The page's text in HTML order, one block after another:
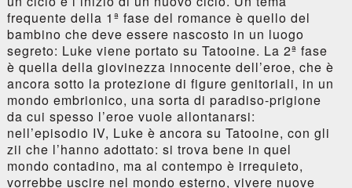
frequente della 1ª fase del romance è quello del
bambino che deve essere nascosto in un luogo
segreto: Luke viene portato su Tatooine. La 2ª fase
è quella della giovinezza innocente dell’eroe, che è
ancora sotto la protezione di figure genitoriali, in un
mondo embrionico, una sorta di paradiso-prigione
da cui spesso l’eroe vuole allontanarsi:
nell’episodio IV, Luke è ancora su Tatooine, con gli
zii che l’hanno adottato: si trova bene in quel
mondo contadino, ma al contempo è irrequieto,
vorrebbe uscire nel mondo esterno, vivere nuove